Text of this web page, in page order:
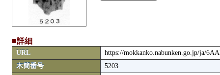
■詳細
URL
https://mokkanko.nabunken.go.jp/ja/
木簡番号
5203